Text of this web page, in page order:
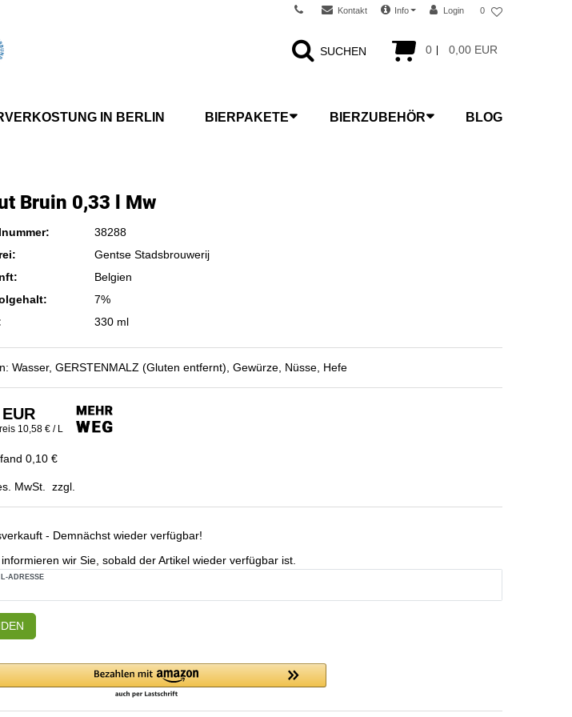
Kontakt Info Login 0
0 0,00 EUR
SUCHEN
IN BERLIN BIERPAKETE BIERZUBEHÖR BLOG
Bruin 0,33 l Mw
38288
Gentse Stadsbrouwerij
Belgien
7%
330 ml
Wasser, GERSTENMALZ (Gluten entfernt), Gewürze, Nüsse, Hefe
10,58 € / L
0,10 €
MwSt. zzgl.
- Demnächst wieder verfügbar!
wir Sie, sobald der Artikel wieder verfügbar ist.
ADRESSE